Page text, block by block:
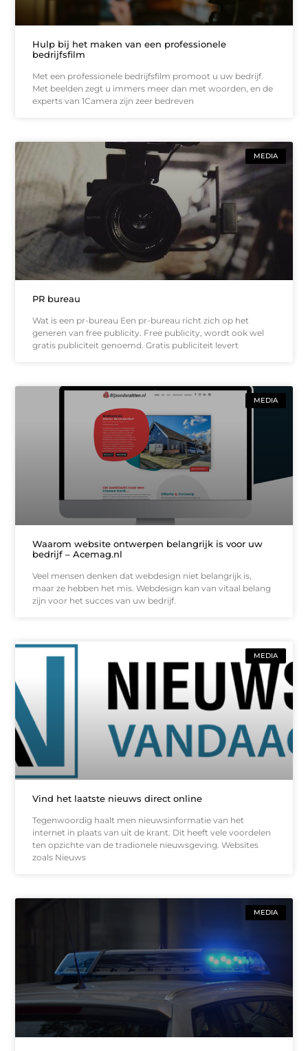
Hulp bij het maken van een professionele
bedrijfsfilm
Met een professionele bedrijfsfilm promoot u uw bedrijf.
Met beelden zegt u immers meer dan met woorden, en de
experts van 1Camera zijn zeer bedreven
MEDIA
PR bureau
Wat is een pr-bureau Een pr-bureau richt zich op het
generen van free publicity. Free publicity, wordt ook wel
gratis publiciteit genoemd. Gratis publiciteit levert
MEDIA
Waarom website ontwerpen belangrijk is voor uw
bedrijf – Acemag.nl
Veel mensen denken dat webdesign niet belangrijk is,
maar ze hebben het mis. Webdesign kan van vitaal belang
zijn voor het succes van uw bedrijf.
MEDIA
Vind het laatste nieuws direct online
Tegenwoordig haalt men nieuwsinformatie van het
internet in plaats van uit de krant. Dit heeft vele voordelen
ten opzichte van de tradionele nieuwsgeving. Websites
zoals Nieuws
MEDIA